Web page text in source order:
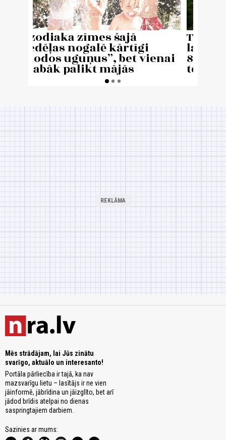
Mēs strādājam, lai Jūs zinātu
svarīgo, aktuālo un interesanto!
Portāla pārliecība ir tajā, ka nav
mazsvarīgu lietu – lasītājs ir ne vien
jāinformē, jābrīdina un jāizglīto, bet arī
jādod brīdis atelpai no dienas
saspringtajiem darbiem.
Sazinies ar mums: